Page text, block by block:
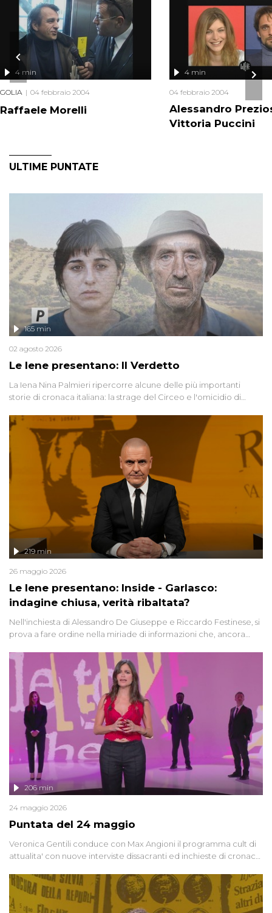
Raffaele Morelli
4 min
GOLIA 04 febbraio 2004
Alessandro
Vittoria Puccini
4 min
04 febbraio 2004
ULTIME PUNTATE
Le Iene presentano: Il Verdetto
165 min
02 agosto 2026
La Iena Nina Palmieri ripercorre alcune delle più importanti
storie di cronaca italiana: la strage del Circeo e l'omicidio di
Le Iene presentano: Inside - Garlasco:
indagine chiusa, verità ribaltata?
219 min
26 maggio 2026
Nell'inchiesta di Alessandro De Giuseppe e Riccardo Festinese, si
prova a fare ordine nella miriade di informazioni che, ancora
giudiziarie più discusse degli ultimi anni. Lo speciale ricostruisce la
vicenda mettendo in fila testimonianze, errori, dettagli
controversi e i protagonisti di un'indagine che sembra non avere
fine.
Puntata del 24 maggio
206 min
24 maggio 2026
Veronica Gentili conduce con Max Angioni il programma cult di
attualita' con nuove interviste dissacranti ed inchieste di cronaca